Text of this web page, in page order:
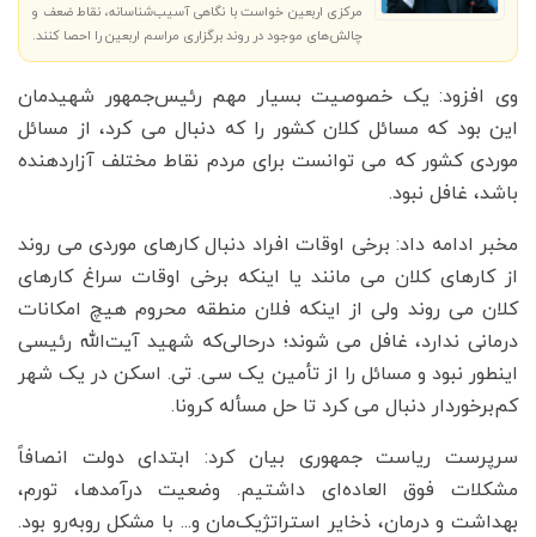
مرکزی اربعین خواست با نگاهی آسیب‌شناسانه، نقاط ضعف و
چالش‌های موجود در روند برگزاری مراسم اربعین را احصا کنند.
وی افزود: یک خصوصیت بسیار مهم رئیس‌جمهور شهیدمان
این بود که مسائل کلان کشور را که دنبال می کرد، از مسائل
موردی کشور که می توانست برای مردم نقاط مختلف آزاردهنده
باشد، غافل نبود.
مخبر ادامه داد: برخی اوقات افراد دنبال کارهای موردی می روند
از کارهای کلان می مانند یا اینکه برخی اوقات سراغ کارهای
کلان می روند ولی از اینکه فلان منطقه محروم هیچ امکانات
درمانی ندارد، غافل می شوند؛ درحالی‌که شهید آیت‌الله رئیسی
اینطور نبود و مسائل را از تأمین یک سی. تی. اسکن در یک شهر
کم‌برخوردار دنبال می کرد تا حل مسأله کرونا.
سرپرست ریاست جمهوری بیان کرد: ابتدای دولت انصافاً
مشکلات فوق العاده‌ای داشتیم. وضعیت درآمدها، تورم،
بهداشت و درمان، ذخایر استراتژیک‌مان و... با مشکل روبه‌رو بود.